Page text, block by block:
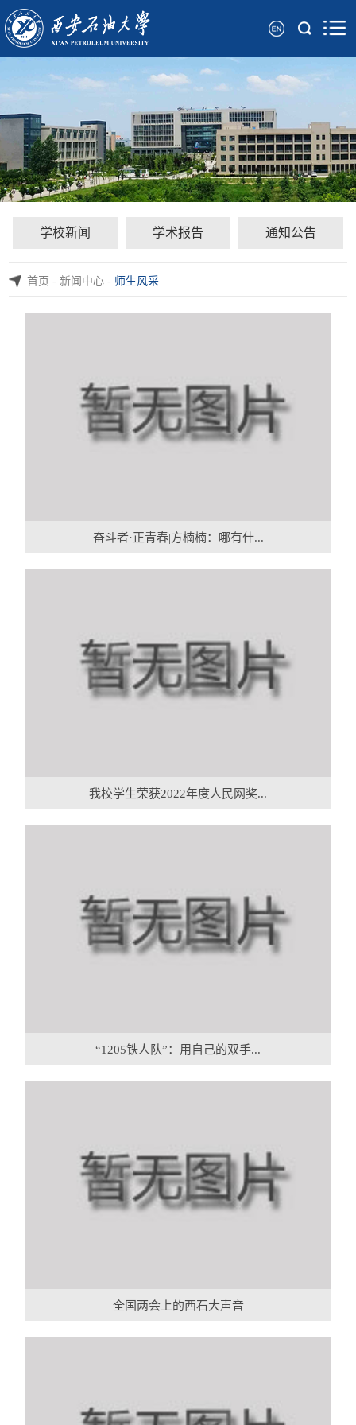
学校新闻 学术报告 通知公告
首页-新闻中心- 师生风采
奋斗者·正青春|方楠楠：哪有什...
我校学生荣获2022年度人民网奖...
“1205铁人队”：用自己的双手...
全国两会上的西石大声音